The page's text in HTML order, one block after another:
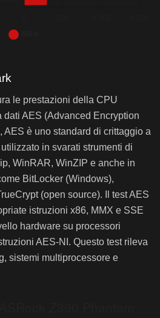
Phantom Gaming 6 (2950X)
X399 Taichi (1950X)
AORUS Gaming 7 (1950X)
Extreme (1950X)
Professional Gaming (1920X)
Gaming i9 XE (i9 7920X)
Extreme4 (i9 7920X)
Taichi XE (i9 7920X)
ITX/ac (i9 7920X)
le prestazioni della CPU
dati AES (Advanced Encryption
AES è uno standard di crittaggio a
in svarati strumenti di
WinRAR, WinZIP e anche in
BitLocker (Windows),
(open source). Il test AES
istruzioni x86, MMX e SSE
hardware su processori
AES-NI. Questo test rileva
sistemi multiprocessore e